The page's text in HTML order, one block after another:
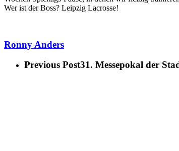
Wer ist der Boss? Leipzig Lacrosse!
Ronny Anders
Previous Post31. Messepokal der